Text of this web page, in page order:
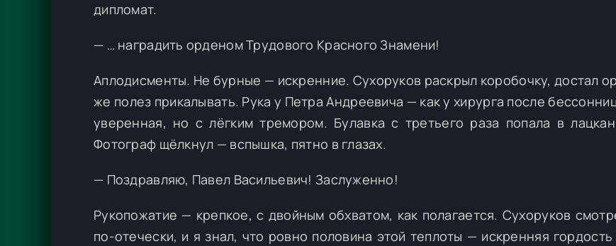
дипломат.
— … наградить орденом Трудового Красного Знамени!
Аплодисменты. Не бурные — искренние. Сухоруков раскрыл коробочку, достал
же полез прикалывать. Рука у Петра Андреевича — как у хирурга после
уверенная, но с лёгким тремором. Булавка с третьего раза попала в
Фотограф щёлкнул — вспышка, пятно в глазах.
— Поздравляю, Павел Васильевич! Заслуженно!
Рукопожатие — крепкое, с двойным обхватом, как полагается. Сухоруков
по-отечески, и я знал, что ровно половина этой теплоты — искренняя